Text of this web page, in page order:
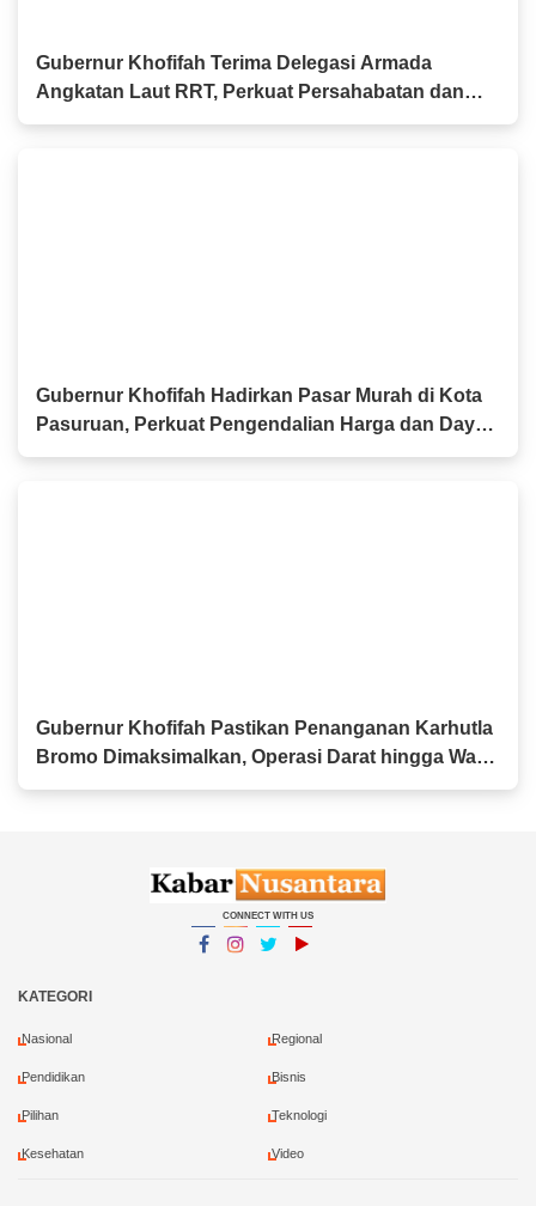
Gubernur Khofifah Terima Delegasi Armada
Angkatan Laut RRT, Perkuat Persahabatan dan
Kerja Sama Industri Perkapalan
Gubernur Khofifah Hadirkan Pasar Murah di Kota
Pasuruan, Perkuat Pengendalian Harga dan Daya
Beli Masyarakat
Gubernur Khofifah Pastikan Penanganan Karhutla
Bromo Dimaksimalkan, Operasi Darat hingga Water
Bombing Dikerahkan
CONNECT WITH US
KATEGORI
Nasional Regional
Pendidikan Bisnis
Pilihan Teknologi
Kesehatan Video